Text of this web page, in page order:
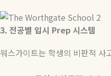
3. 전공별 입시 Prep 시스템
워스가이트는 학생의 비판적 사